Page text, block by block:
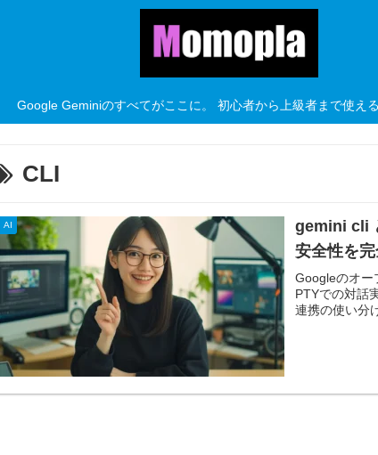
Google Geminiのすべてがここに。 初心者から上級者まで使える
CLI
AI
gemini cli
安全性を
Googleのオー
PTYでの対話
連携の使い分